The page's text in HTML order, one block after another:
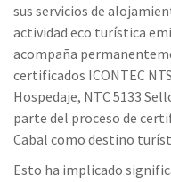
sus servicios de
actividad eco turística
acompaña
certificados ICONTEC
Hospedaje, NTC 5133
parte del proceso de
Cabal como destino
Esto ha implicado